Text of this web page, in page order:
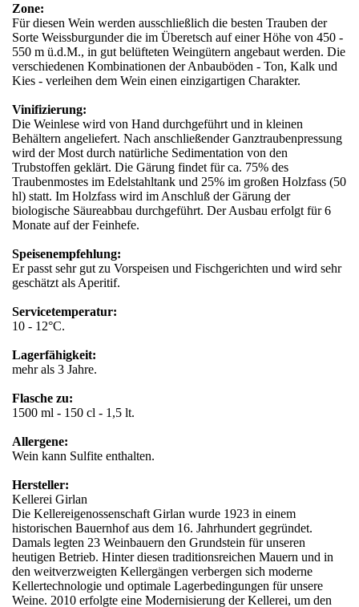
Zone:
Für diesen Wein werden ausschließlich die besten Trauben der
Sorte Weissburgunder die im Überetsch auf einer Höhe von 450 -
550 m ü.d.M., in gut belüfteten Weingütern angebaut werden. Die
verschiedenen Kombinationen der Anbauböden - Ton, Kalk und
Kies - verleihen dem Wein einen einzigartigen Charakter.
Vinifizierung:
Die Weinlese wird von Hand durchgeführt und in kleinen
Behältern angeliefert. Nach anschließender Ganztraubenpressung
wird der Most durch natürliche Sedimentation von den
Trubstoffen geklärt. Die Gärung findet für ca. 75% des
Traubenmostes im Edelstahltank und 25% im großen Holzfass (50
hl) statt. Im Holzfass wird im Anschluß der Gärung der
biologische Säureabbau durchgeführt. Der Ausbau erfolgt für 6
Monate auf der Feinhefe.
Speisenempfehlung:
Er passt sehr gut zu Vorspeisen und Fischgerichten und wird sehr
geschätzt als Aperitif.
Servicetemperatur:
10 - 12°C.
Lagerfähigkeit:
mehr als 3 Jahre.
Flasche zu:
1500 ml - 150 cl - 1,5 lt.
Allergene:
Wein kann Sulfite enthalten.
Hersteller:
Kellerei Girlan
Die Kellereigenossenschaft Girlan wurde 1923 in einem
historischen Bauernhof aus dem 16. Jahrhundert gegründet.
Damals legten 23 Weinbauern den Grundstein für unseren
heutigen Betrieb. Hinter diesen traditionsreichen Mauern und in
den weitverzweigten Kellergängen verbergen sich moderne
Kellertechnologie und optimale Lagerbedingungen für unsere
Weine. 2010 erfolgte eine Modernisierung der Kellerei, um den